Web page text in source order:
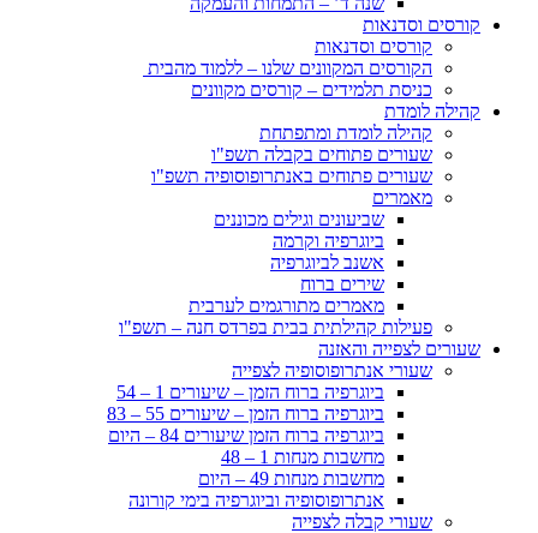
קורסים וסדנאות
קורסים וסדנאות
הקורסים המקוונים שלנו – ללמוד מהבית
כניסת תלמידים – קורסים מקוונים
קהילה לומדת
קהילה לומדת ומתפתחת
שעורים פתוחים בקבלה תשפ"ו
שעורים פתוחים באנתרופוסופיה תשפ"ו
מאמרים
שביעונים וגילים מכוננים
ביוגרפיה וקרמה
אשנב לביוגרפיה
שירים ברוח
מאמרים מתורגמים לערבית
פעילות קהילתית בבית בפרדס חנה – תשפ"ו
שעורים לצפייה והאזנה
שעורי אנתרופוסופיה לצפייה
ביוגרפיה ברוח הזמן – שיעורים 1 – 54
ביוגרפיה ברוח הזמן – שיעורים 55 – 83
ביוגרפיה ברוח הזמן שיעורים 84 – היום
מחשבות מנחות 1 – 48
מחשבות מנחות 49 – היום
אנתרופוסופיה וביוגרפיה בימי קורונה
שעורי קבלה לצפייה